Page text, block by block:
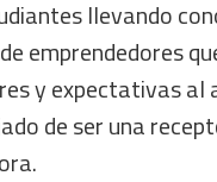
llevando
emprendedores
y expectativas al
de ser una